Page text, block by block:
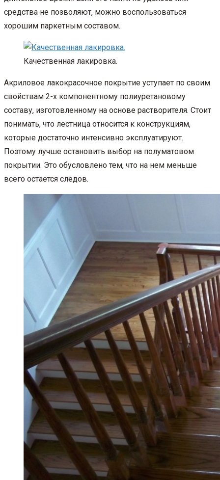
средства не позволяют, можно воспользоваться
хорошим паркетным составом.
Качественная лакировка.
Акриловое лакокрасочное покрытие уступает по своим
свойствам 2-х компонентному полиуретановому
составу, изготовленному на основе растворителя. Стоит
понимать, что лестница относится к конструкциям,
которые достаточно интенсивно эксплуатируют.
Поэтому лучше остановить выбор на полуматовом
покрытии. Это обусловлено тем, что на нем меньше
всего остается следов.